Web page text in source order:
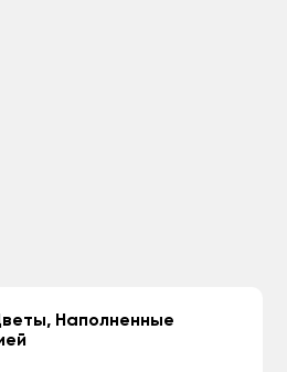
Наполненные